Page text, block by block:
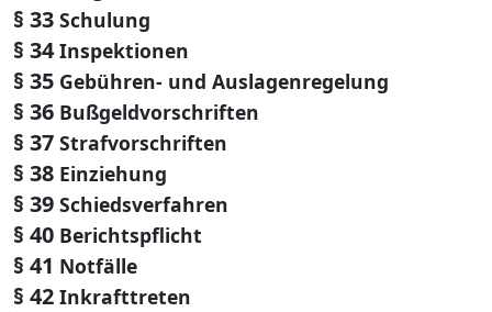
§ 33 Schulung
§ 34 Inspektionen
§ 35 Gebühren- und Auslagenregelung
§ 36 Bußgeldvorschriften
§ 37 Strafvorschriften
§ 38 Einziehung
§ 39 Schiedsverfahren
§ 40 Berichtspflicht
§ 41 Notfälle
§ 42 Inkrafttreten